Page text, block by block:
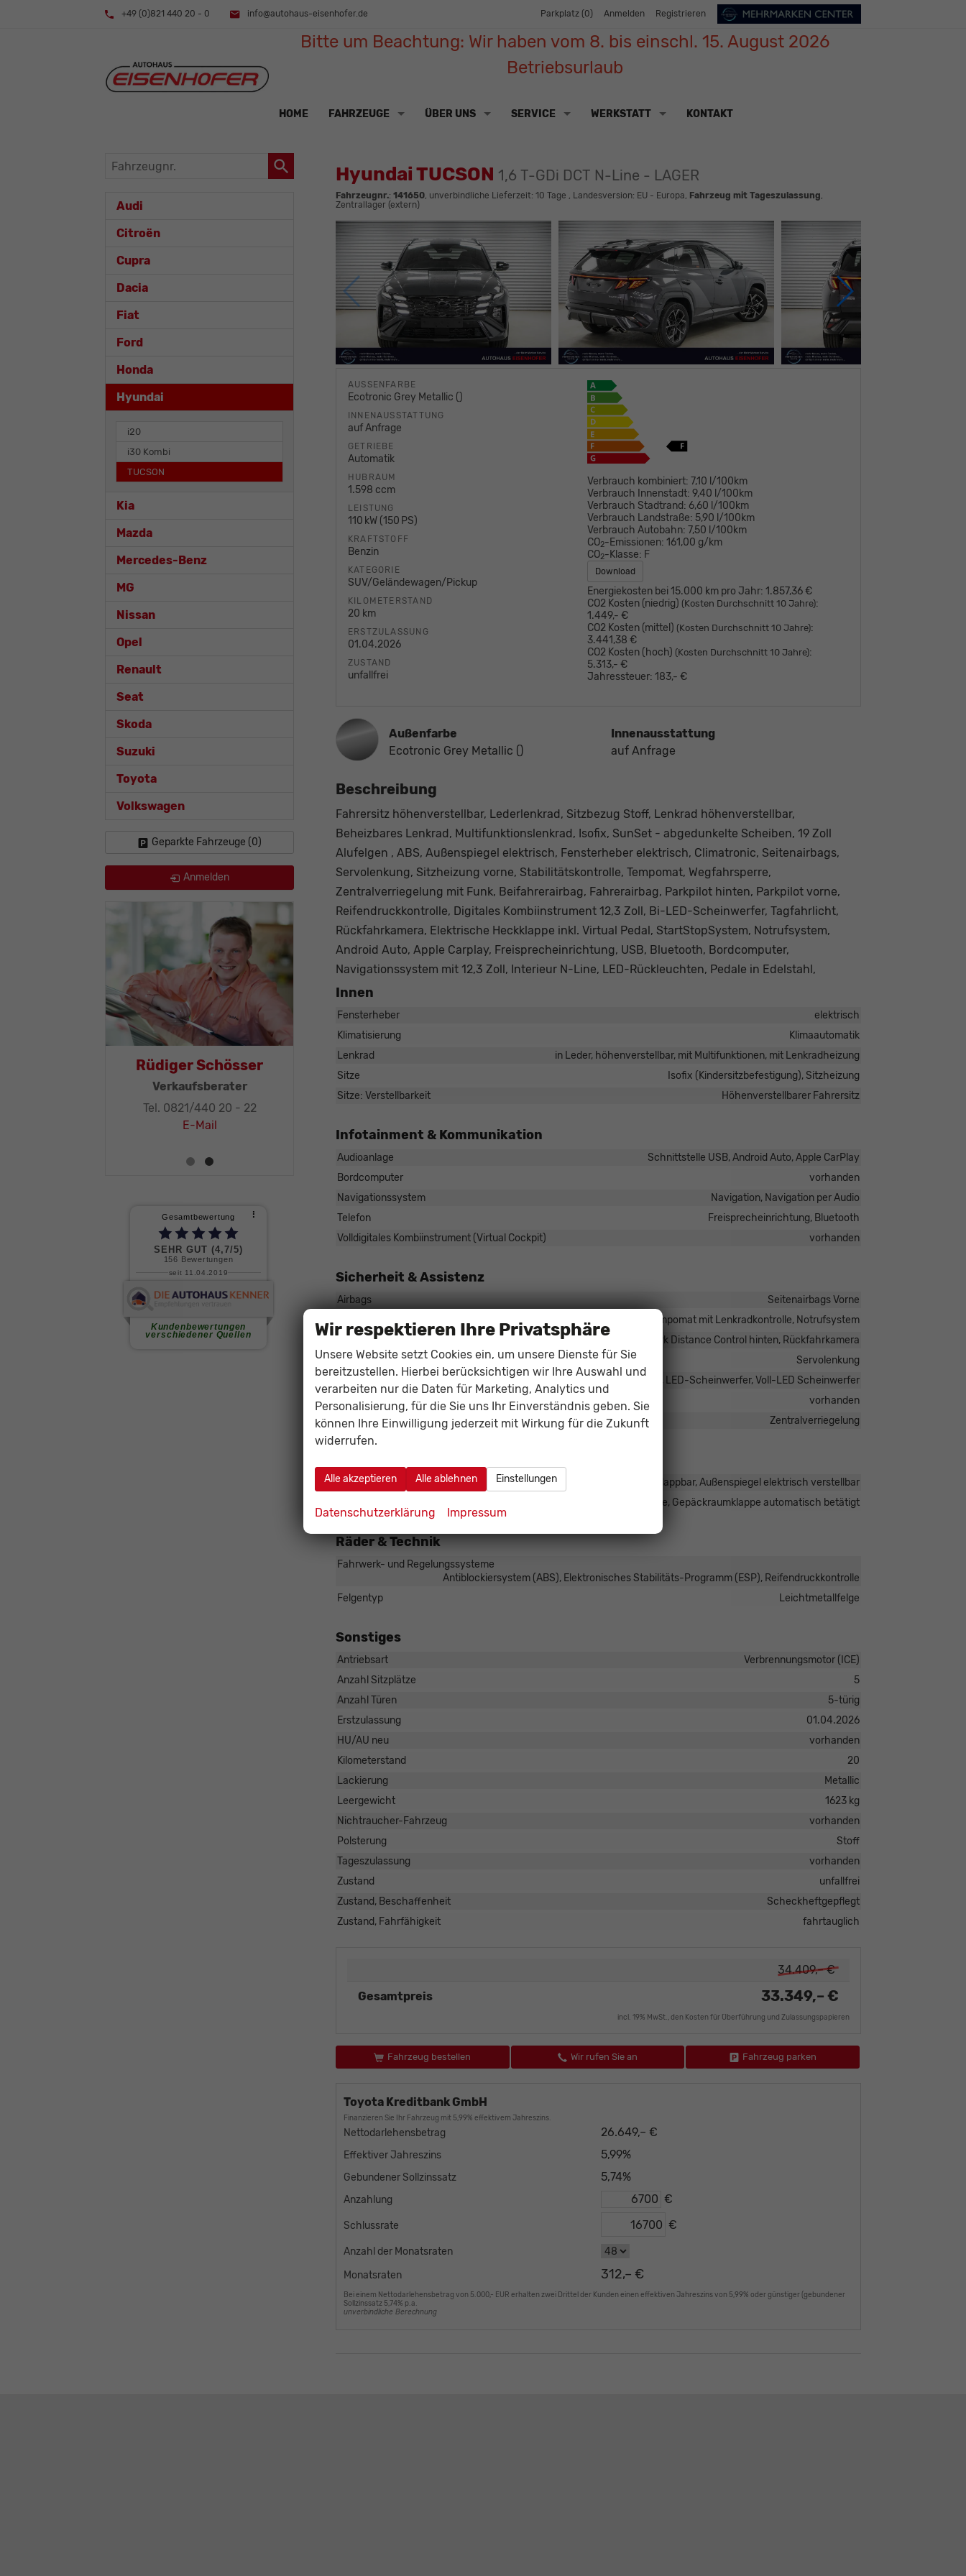
+49 (0)821 440 20 - 0 info@autohaus-eisenhofer.de Parkplatz (0) Anmelden Registrieren
Bitte um Beachtung: Wir haben vom 8. bis einschl. 15. August 2026
Betriebsurlaub
HOME FAHRZEUGE ÜBER UNS SERVICE WERKSTATT KONTAKT
Hyundai TUCSON 1,6 T-GDi DCT N-Line - LAGER
Fahrzeugnr.: 141650, unverbindliche Lieferzeit: 10 Tage , Landesversion: EU - Europa, Fahrzeug mit Tageszulassung,
Zentrallager (extern)
AUSSENFARBE
Ecotronic Grey Metallic ()
INNENAUSSTATTUNG
auf Anfrage
GETRIEBE
Automatik
HUBRAUM
1.598 ccm
LEISTUNG
110 kW (150 PS)
KRAFTSTOFF
Benzin
KATEGORIE
SUV/Geländewagen/Pickup
KILOMETERSTAND
20 km
ERSTZULASSUNG
01.04.2026
ZUSTAND
unfallfrei
Verbrauch kombiniert: 7,10 l/100km
Verbrauch Innenstadt: 9,40 l/100km
Verbrauch Stadtrand: 6,60 l/100km
Verbrauch Landstraße: 5,90 l/100km
Verbrauch Autobahn: 7,50 l/100km
CO2-Emissionen: 161,00 g/km
CO2-Klasse: F
Download
Energiekosten bei 15.000 km pro Jahr: 1.857,36 €
CO2 Kosten (niedrig) (Kosten Durchschnitt 10 Jahre):
1.449,- €
CO2 Kosten (mittel) (Kosten Durchschnitt 10 Jahre):
3.441,38 €
CO2 Kosten (hoch) (Kosten Durchschnitt 10 Jahre):
5.313,- €
Jahressteuer: 183,- €
Außenfarbe
Ecotronic Grey Metallic ()
Innenausstattung
auf Anfrage
Beschreibung
Fahrersitz höhenverstellbar, Lederlenkrad, Sitzbezug Stoff, Lenkrad höhenverstellbar,
Beheizbares Lenkrad, Multifunktionslenkrad, Isofix, SunSet - abgedunkelte Scheiben, 19 Zoll
Alufelgen , ABS, Außenspiegel elektrisch, Fensterheber elektrisch, Climatronic, Seitenairbags,
Servolenkung, Sitzheizung vorne, Stabilitätskontrolle, Tempomat, Wegfahrsperre,
Zentralverriegelung mit Funk, Beifahrerairbag, Fahrerairbag, Parkpilot hinten, Parkpilot vorne,
Reifendruckkontrolle, Digitales Kombiinstrument 12,3 Zoll, Bi-LED-Scheinwerfer, Tagfahrlicht,
Rückfahrkamera, Elektrische Heckklappe inkl. Virtual Pedal, StartStopSystem, Notrufsystem,
Android Auto, Apple Carplay, Freisprecheinrichtung, USB, Bluetooth, Bordcomputer,
Navigationssystem mit 12,3 Zoll, Interieur N-Line, LED-Rückleuchten, Pedale in Edelstahl,
Innen
Fensterheber
elektrisch
Klimatisierung
Klimaautomatik
Lenkrad
in Leder, höhenverstellbar, mit Multifunktionen, mit Lenkradheizung
Sitze
Isofix (Kindersitzbefestigung), Sitzheizung
Sitze: Verstellbarkeit
Höhenverstellbarer Fahrersitz
Infotainment & Kommunikation
Audioanlage
Schnittstelle USB, Android Auto, Apple CarPlay
Bordcomputer
vorhanden
Navigationssystem
Navigation, Navigation per Audio
Telefon
Freisprecheinrichtung, Bluetooth
Volldigitales Kombiinstrument (Virtual Cockpit)
vorhanden
Sicherheit & Assistenz
Airbags
Seitenairbags Vorne
Assistenzsysteme
Tempomat, Tempomat mit Lenkradkontrolle, Notrufsystem
Einparkhilfe
Park Distance Control vorne, Park Distance Control hinten, Rückfahrkamera
Lenkung
Servolenkung
Tagfahrlicht, LED-Scheinwerfer, Voll-LED Scheinwerfer
Start/Stop-Automatik
vorhanden
Zentralverriegelung
Zentralverriegelung
Außenspiegel
Außenspiegel elektrisch anklappbar, Außenspiegel elektrisch verstellbar
Elektrische Heckklappe, Gepäckraumklappe automatisch betätigt
Räder & Technik
Fahrwerk- und Regelungssysteme
Antiblockiersystem (ABS), Elektronisches Stabilitäts-Programm (ESP), Reifendruckkontrolle
Felgentyp
Leichtmetallfelge
Sonstiges
Antriebsart
Verbrennungsmotor (ICE)
Anzahl Sitzplätze
5
Anzahl Türen
5-türig
Erstzulassung
01.04.2026
HU/AU neu
vorhanden
Kilometerstand
20
Lackierung
Metallic
Leergewicht
1623 kg
Nichtraucher-Fahrzeug
vorhanden
Polsterung
Stoff
Tageszulassung
vorhanden
Zustand
unfallfrei
Zustand, Beschaffenheit
Scheckheftgepflegt
Zustand, Fahrfähigkeit
fahrtauglich
34.409,– €
Gesamtpreis
33.349,– €
incl. 19% MwSt., den Kosten für Überführung und Zulassungspapieren
Fahrzeug bestellen Wir rufen Sie an Fahrzeug parken
Toyota Kreditbank GmbH
Finanzieren Sie Ihr Fahrzeug mit 5,99% effektivem Jahreszins.
Nettodarlehensbetrag 26.649,– €
Effektiver Jahreszins 5,99%
Gebundener Sollzinssatz 5,74%
Anzahlung €
Schlussrate €
Anzahl der Monatsraten
Monatsraten
312,– €
Bei einem Nettodarlehensbetrag von 5.000,- EUR erhalten zwei Drittel der Kunden einen effektiven Jahreszins von 5,99% oder günstiger (gebundener
Sollzinssatz 5,74% p.a.
unverbindliche Berechnung
Fahrzeugnr.
Audi
Citroën
Cupra
Dacia
Fiat
Ford
Honda
Hyundai
i20
i30 Kombi
TUCSON
Kia
Mazda
Mercedes-Benz
MG
Nissan
Opel
Renault
Seat
Skoda
Suzuki
Toyota
Volkswagen
Geparkte Fahrzeuge (0)
Anmelden
Rüdiger Schösser
Verkaufsberater
Tel. 0821/440 20 - 22
E-Mail
Wir respektieren Ihre Privatsphäre
Unsere Website setzt Cookies ein, um unsere Dienste für Sie
bereitzustellen. Hierbei berücksichtigen wir Ihre Auswahl und
verarbeiten nur die Daten für Marketing, Analytics und
Personalisierung, für die Sie uns Ihr Einverständnis geben. Sie
können Ihre Einwilligung jederzeit mit Wirkung für die Zukunft
widerrufen.
Alle akzeptieren Alle ablehnen Einstellungen
Datenschutzerklärung Impressum